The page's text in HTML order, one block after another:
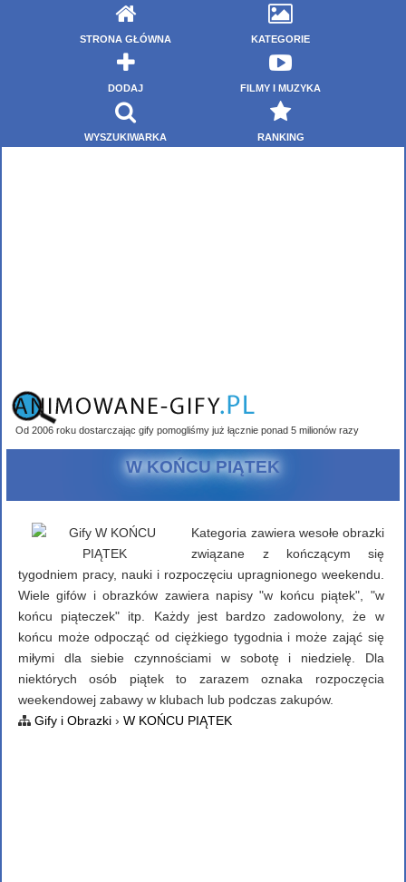
STRONA GŁÓWNA KATEGORIE
DODAJ FILMY I MUZYKA
WYSZUKIWARKA RANKING
Od 2006 roku dostarczając gify pomogliśmy już łącznie ponad 5 milionów razy
W KOŃCU PIĄTEK
Kategoria zawiera wesołe obrazki
związane z kończącym się
tygodniem pracy, nauki i rozpoczęciu upragnionego weekendu.
Wiele gifów i obrazków zawiera napisy "w końcu piątek", "w
końcu piąteczek" itp. Każdy jest bardzo zadowolony, że w
końcu może odpocząć od ciężkiego tygodnia i może zająć się
miłymi dla siebie czynnościami w sobotę i niedzielę. Dla
niektórych osób piątek to zarazem oznaka rozpoczęcia
weekendowej zabawy w klubach lub podczas zakupów.
Gify i Obrazki ›W KOŃCU PIĄTEK